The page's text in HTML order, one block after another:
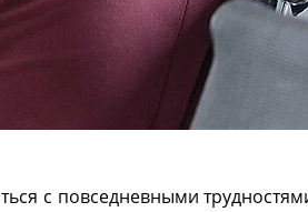
с повседневными